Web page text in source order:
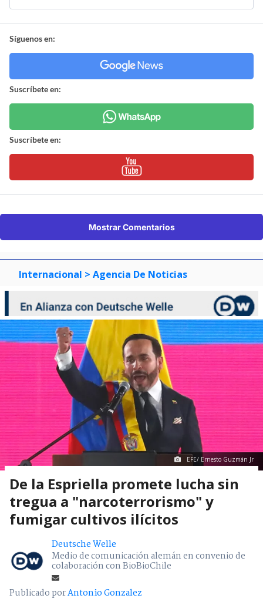
Síguenos en:
Suscríbete en:
Suscríbete en:
Mostrar Comentarios
Internacional > Agencia De Noticias
EFE/ Ernesto Guzmán Jr
De la Espriella promete lucha sin
tregua a "narcoterrorismo" y
fumigar cultivos ilícitos
Deutsche Welle
Medio de comunicación alemán en convenio de
colaboración con BioBioChile
Publicado porAntonio Gonzalez